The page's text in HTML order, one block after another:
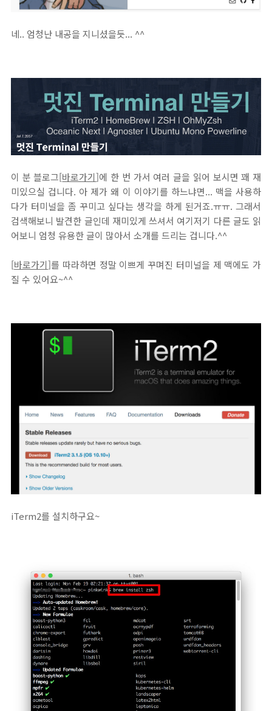
네.. 엄청난 내공을 지니셨을듯... ^^
이 분 블로그[바로가기]에 한 번 가서 여러 글을 읽어 보시면 꽤 재
미있으실 겁니다. 아 제가 왜 이 이야기를 하느냐면... 맥을 사용하
다가 터미널을 좀 꾸미고 싶다는 생각을 하게 된거죠.ㅠㅠ. 그래서
검색해보니 발견한 글인데 재미있게 쓰셔서 여기저기 다른 글도 읽
어보니 엄청 유용한 글이 많아서 소개를 드리는 겁니다.^^
[바로가기]를 따라하면 정말 이쁘게 꾸며진 터미널을 제 맥에도 가
질 수 있어요~^^
iTerm2를 설치하구요~